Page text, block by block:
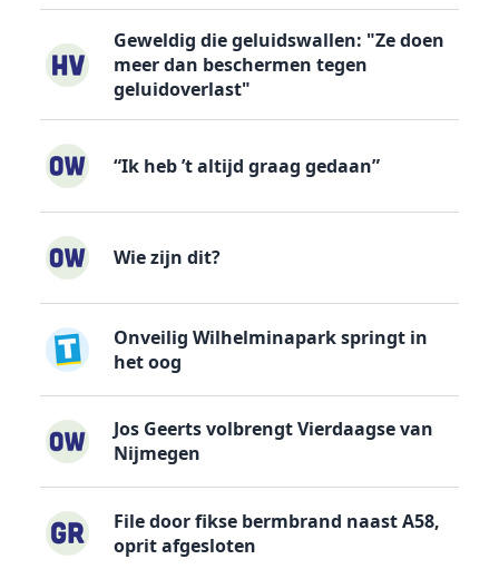
Geweldig die geluidswallen: "Ze doen
meer dan beschermen tegen
geluidoverlast"
“Ik heb ’t altijd graag gedaan”
Wie zijn dit?
Onveilig Wilhelminapark springt in
het oog
Jos Geerts volbrengt Vierdaagse van
Nijmegen
File door fikse bermbrand naast A58,
oprit afgesloten